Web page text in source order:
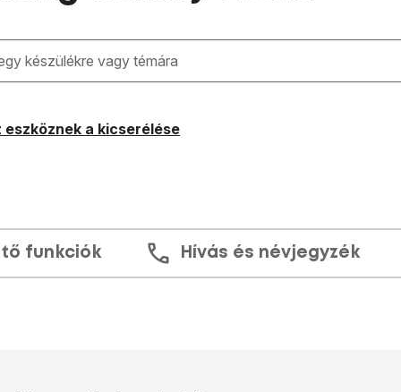
eszköznek a kicserélése
funkciók Hívás és névjegyzék